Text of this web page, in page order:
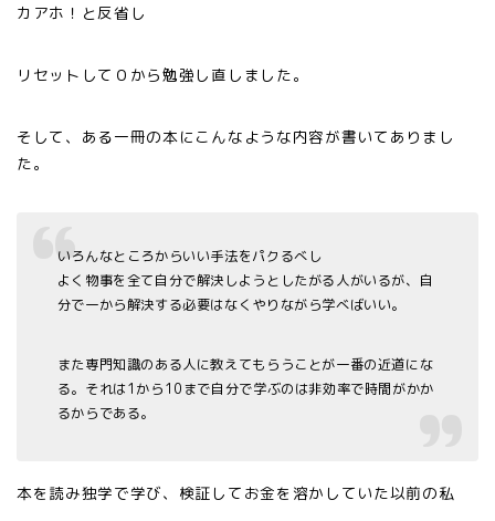
カアホ！と反省し
リセットして０から勉強し直しました。
そして、ある一冊の本にこんなような内容が書いてありまし
た。
いろんなところからいい手法をパクるべし
よく物事を全て自分で解決しようとしたがる人がいるが、自
分で一から解決する必要はなくやりながら学べばいい。
また専門知識のある人に教えてもらうことが一番の近道にな
る。それは1 から10まで自分で学ぶのは非効率で時間がかか
るからである。
本を読み独学で学び、検証してお金を溶かしていた以前の私